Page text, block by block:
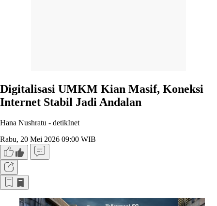
Digitalisasi UMKM Kian Masif, Koneksi
Internet Stabil Jadi Andalan
Hana Nushratu - detikInet
Rabu, 20 Mei 2026 09:00 WIB